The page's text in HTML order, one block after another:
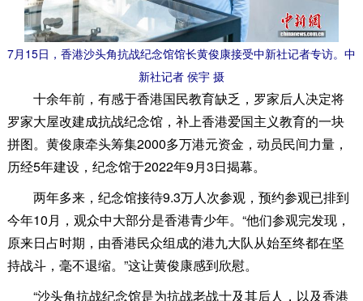
7月15日，香港沙头角抗战纪念馆馆长黄俊康接受中新社记者专访。中
新社记者 侯宇 摄
十余年前，有感于香港国民教育缺乏，罗家后人决定将
罗家大屋改建成抗战纪念馆，补上香港爱国主义教育的一块
拼图。黄俊康牵头筹集2000多万港元资金，动员民间力量，
历经5年建设，纪念馆于2022年9月3日揭幕。
两年多来，纪念馆接待9.3万人次参观，预约参观已排到
今年10月，观众中大部分是香港青少年。“他们参观完发现，
原来日占时期，由香港民众组成的港九大队从始至终都在坚
持战斗，毫不退缩。”这让黄俊康感到欣慰。
“沙头角抗战纪念馆是为抗战老战士及其后人，以及香港